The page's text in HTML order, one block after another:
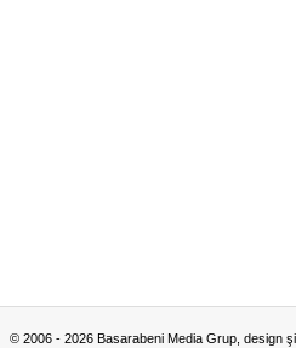
© 2006 - 2026 Basarabeni Media Grup, design